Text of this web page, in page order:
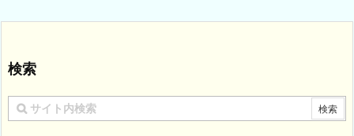
検索